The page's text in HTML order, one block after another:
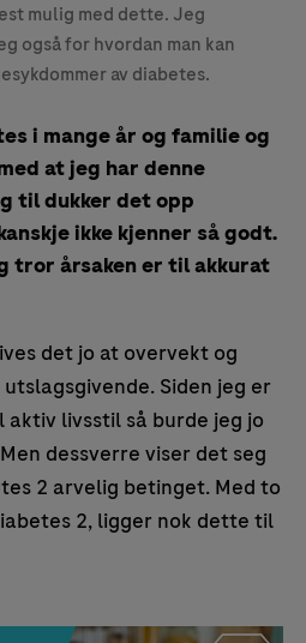
mulig med dette. Jeg
også for hvordan man kan
av diabetes.
i mange år og familie og
at jeg har denne
til dukker det opp
ikke kjenner så godt.
tror årsaken er til akkurat
det jo at overvekt og
Siden jeg er
aktiv livsstil så burde jeg jo
dessverre viser det seg
2 arvelig betinget. Med to
2, ligger nok dette til